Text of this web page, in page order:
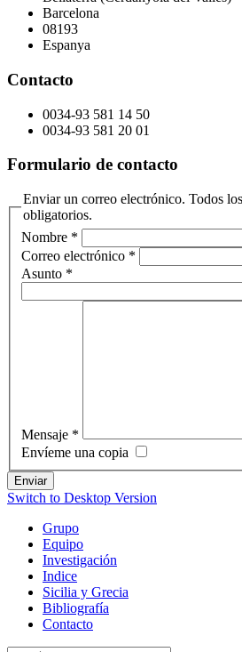
Barcelona
08193
Espanya
Contacto
0034-93 581 14 50
0034-93 581 20 01
Formulario de contacto
Enviar un correo electrónico. Todos
obligatorios.
Nombre *
Correo electrónico *
Asunto *
Mensaje *
Envíeme una copia
Enviar
Switch to Desktop Version
Grupo
Equipo
Investigación
Indice
Sicilia y Grecia
Bibliografía
Contacto